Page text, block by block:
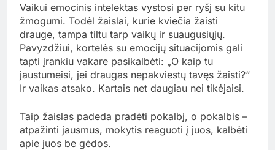
Vaikui emocinis intelektas vystosi per ryšį su kitu
žmogumi. Todėl žaislai, kurie kviečia žaisti
drauge, tampa tiltu tarp vaikų ir suaugusiųjų.
Pavyzdžiui, kortelės su emocijų situacijomis gali
tapti įrankiu vakare pasikalbėti: „O kaip tu
jaustumeisi, jei draugas nepakviestų tavęs žaisti?“
Ir vaikas atsako. Kartais net daugiau nei tikėjaisi.
Taip žaislas padeda pradėti pokalbį, o pokalbis –
atpažinti jausmus, mokytis reaguoti į juos, kalbėti
apie juos be gėdos.